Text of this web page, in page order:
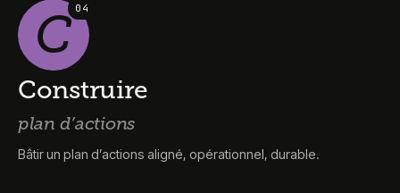
C 0 4
Construire
plan d’actions
Bâtir un plan d’actions aligné, opérationnel, durable.